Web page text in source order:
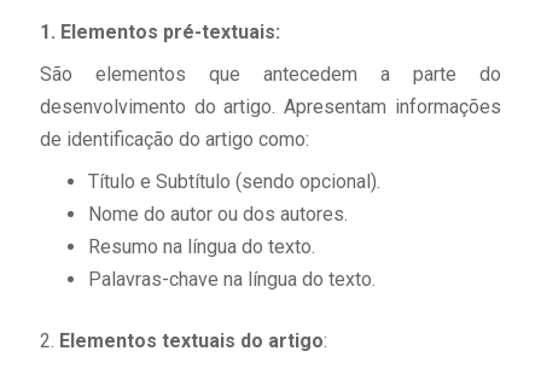
1. Elementos pré-textuais:
São elementos que antecedem a parte do
desenvolvimento do artigo. Apresentam informações
de identificação do artigo como:
Título e Subtítulo (sendo opcional).
Nome do autor ou dos autores.
Resumo na língua do texto.
Palavras-chave na língua do texto.
2. Elementos textuais do artigo: